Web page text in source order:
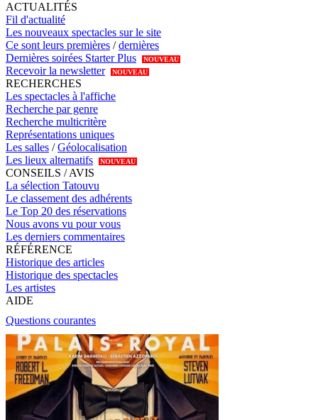
ACTUALITÉS
Fil d'actualité
Les nouveaux spectacles sur le site
Ce sont leurs premières /dernières
Dernières soirées Starter Plus
NOUVEAU
Recevoir la newsletter NOUVEAU
RECHERCHES
Les spectacles à l'affiche
Recherche par genre
Recherche multicritère
Représentations uniques
Les salles /Géolocalisation
Les lieux alternatifs
NOUVEAU
CONSEILS / AVIS
La sélection Tatouvu
Le classement des adhérents
Le Top 20 des réservations
Nous avons vu pour vous
Les derniers commentaires
RÉFÉRENCE
Historique des articles
Historique des spectacles
Les artistes
AIDE
Questions courantes